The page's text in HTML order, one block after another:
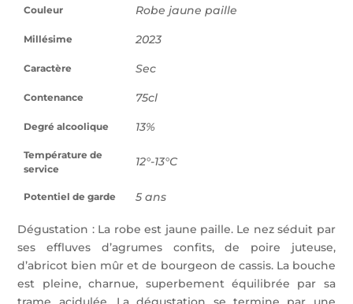
Couleur Robe jaune paille
Millésime 2023
Caractère Sec
Contenance 75cl
Degré alcoolique 13%
Température de
service
12°-13°C
Potentiel de garde 5 ans
Dégustation : La robe est jaune paille. Le nez séduit par
ses effluves d’agrumes confits, de poire juteuse,
d’abricot bien mûr et de bourgeon de cassis. La bouche
est pleine, charnue, superbement équilibrée par sa